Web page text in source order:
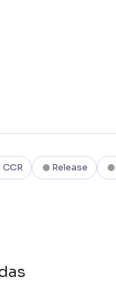
Release